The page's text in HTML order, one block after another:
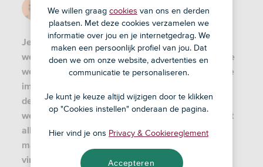
6 dec '22
Je spendeert circa 50.000 uur in je leven aan het
werk, uitgaande van een gemiddelde Nederlandse
werkweek van 31 uur. Hiermee heb je een enorme
impact op de wereld om je heen. Waarom zou je
deze tijd en energie niet steken in een betere
wereld voor morgen? Duurzaam werken heeft niet
alleen een gunstig werkgelegenheidsvooruitzicht,
maar is ook milieu- en mensvriendelijker. Het
vinden van een groene baan is echter een hele
We willen graag cookies van ons en derden
plaatsen. Met deze cookies verzamelen we
informatie over jou en je internetgedrag. We
maken een persoonlijk profiel van jou. Dat
doen we om onze website, advertenties en
communicatie te personaliseren.
Je kunt je keuze altijd wijzigen door te klikken
op "Cookies instellen" onderaan de pagina.
Hier vind je ons Privacy & Cookiereglement
Accepteren